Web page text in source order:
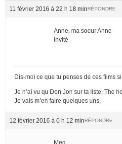
11 février 2016 à 22 h 18 minRÉPONDRE
Anne, ma soeur Anne
Invité
Dis-moi ce que tu penses de ces films si
Je n’ai vu qu Don Jon sur ta liste, The
Je vais m’en faire quelques uns.
12 février 2016 à 0 h 12 minRÉPONDRE
Meg